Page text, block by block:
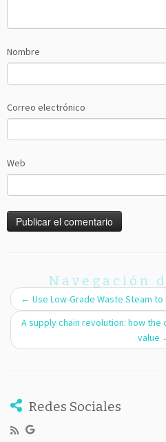
Nombre
Correo electrónico
Web
Navegación
← Use Low-Grade Waste Steam
A supply chain revolution: how
value
Redes Sociales